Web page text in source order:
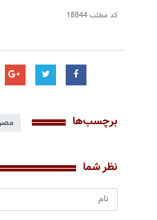
کد مطلب18844
برچسب‌ها
نظر شما